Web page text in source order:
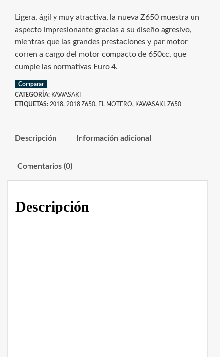
Ligera, ágil y muy atractiva, la nueva Z650 muestra un
aspecto impresionante gracias a su diseño agresivo,
mientras que las grandes prestaciones y par motor
corren a cargo del motor compacto de 650cc, que
cumple las normativas Euro 4.
Comparar
CATEGORÍA: KAWASAKI
ETIQUETAS: 2018, 2018 Z650, EL MOTERO, KAWASAKI , Z650
Descripción Información adicional
Comentarios (0)
Descripción